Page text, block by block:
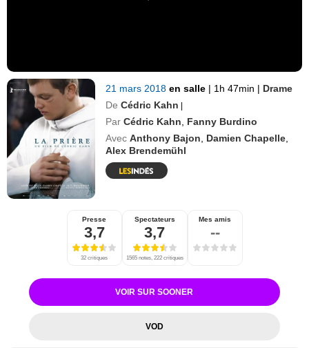
21 mars 2018en salle | 1h 47min | Drame
De Cédric Kahn |
Par Cédric Kahn
Fanny Burdino
Avec Anthony Bajon Damien Chapelle
Alex Brendemühl
Presse
3,7
32 critiques
Spectateurs
3,7
1565 notes, 222 critiques
Mes amis
--
VOIR SUR SOONER
VOD